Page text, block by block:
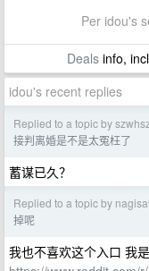
Per idou's
Dealsinfo,
idou's recent replies
Replied to a topic by
接判离婚是不是太冤枉了
蓄谋已久？
Replied to a topic by
掉呢
我也不喜欢这个入口 我